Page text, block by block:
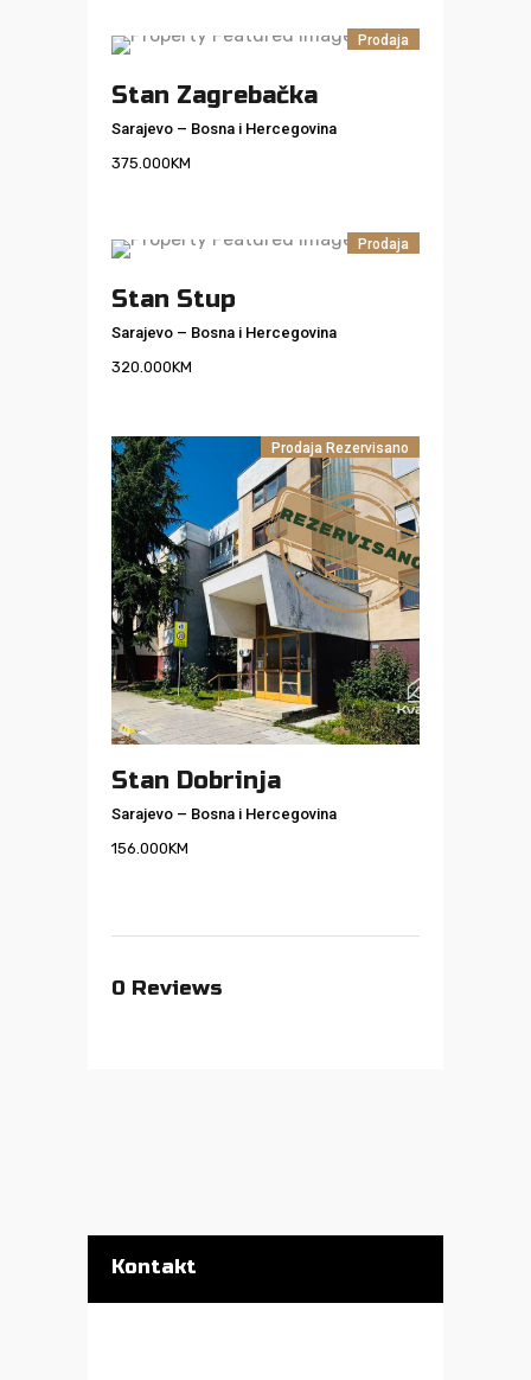
Prodaja
Stan Zagrebačka
Sarajevo – Bosna i Hercegovina
375.000KM
Prodaja
Stan Stup
Sarajevo – Bosna i Hercegovina
320.000KM
Prodaja Rezervisano
Stan Dobrinja
Sarajevo – Bosna i Hercegovina
156.000KM
0 Reviews
Kontakt